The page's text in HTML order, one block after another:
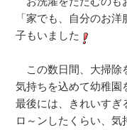
「家でも、自分のお
子もいました
この数日間、大掃除
気持ちを込めて幼稚園
最後には、きれいすぎ
ロ～ンしたくらい、気